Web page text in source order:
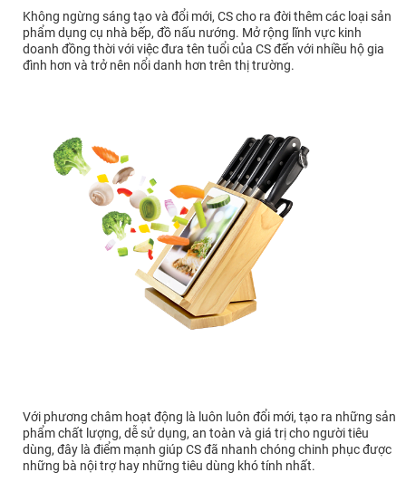
Không ngừng sáng tạo và đổi mới, CS cho ra đời thêm các loại sản
phẩm dụng cụ nhà bếp, đồ nấu nướng. Mở rộng lĩnh vực kinh
doanh đồng thời với việc đưa tên tuổi của CS đến với nhiều hộ gia
đình hơn và trở nên nổi danh hơn trên thị trường.
Với phương châm hoạt động là luôn luôn đổi mới, tạo ra những sản
phẩm chất lượng, dễ sử dụng, an toàn và giá trị cho người tiêu
dùng, đây là điểm mạnh giúp CS đã nhanh chóng chinh phục được
những bà nội trợ hay những tiêu dùng khó tính nhất.